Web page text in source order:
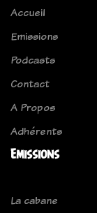
Accueil
Emissions
Podcasts
Contact
A Propos
Adhérents
Emissions
La cabane